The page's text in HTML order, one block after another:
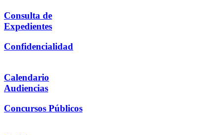
Consulta de
Expedientes
Confidencialidad
Calendario
Audiencias
Concursos Públicos